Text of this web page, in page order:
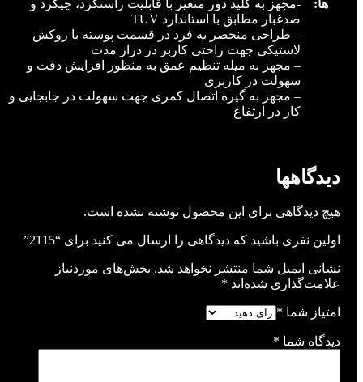
ها:
-مجهز به کلید دور متغیر با قابلیت راستگرد، چپگرد و
ضدغبار مطابق با استاندارد TUV
– طراحی منحصر به فرد در قسمت پوسته با روکش
لاستیکی جهت راحتی کاربر در دراز مدت
– مجهز به میله تنظیم عمق به منظور افزایش دقت و
سهولت در کاربری
– مجهز به گیره اتصال کمری جهت سهولت در جابجایی و
کار در ارتفاع
دیدگاهها
هیچ دیدگاهی برای این محصول نوشته نشده است.
اولین نفری باشید که دیدگاهی را ارسال می کنید برای “2115”
نشانی ایمیل شما منتشر نخواهد شد. بخش‌های موردنیاز
علامت‌گذاری شده‌اند *
امتیاز شما *
دیدگاه شما *